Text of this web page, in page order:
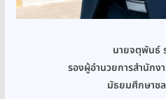
นายจตุพันธ์
รองผู้อำนวยการสำนัก
มัธยมศึกษาช